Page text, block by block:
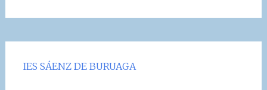
IES SÁENZ DE BURUAGA